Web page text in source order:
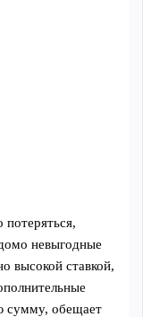
потеряться,
невыгодные
высокой ставкой,
сумму, обещает